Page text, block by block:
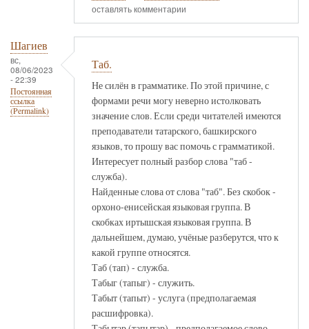
оставлять комментарии
Шагиев
вс,
08/06/2023
- 22:39
Постоянная
ссылка
(Permalink)
Таб.
Не силён в грамматике. По этой причине, с
формами речи могу неверно истолковать
значение слов. Если среди читателей имеются
преподаватели татарского, башкирского
языков, то прошу вас помочь с грамматикой.
Интересует полный разбор слова "таб -
служба).
Найденные слова от слова "таб". Без скобок -
орхоно-енисейская языковая группа. В
скобках иртышская языковая группа. В
дальнейшем, думаю, учёные разберутся, что к
какой группе относятся.
Таб (тап) - служба.
Табыг (тапыг) - служить.
Табыт (тапыт) - услуга (предполагаемая
расшифровка).